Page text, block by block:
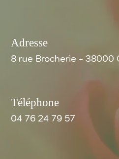
Adresse
8 rue Brocherie - 38000
Téléphone
04 76 24 79 57